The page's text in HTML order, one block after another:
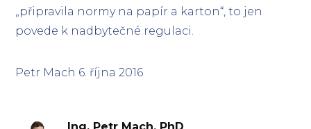
„připravila normy na papír a karton“, to jen
povede k nadbytečné regulaci.
Petr Mach 6. října 2016